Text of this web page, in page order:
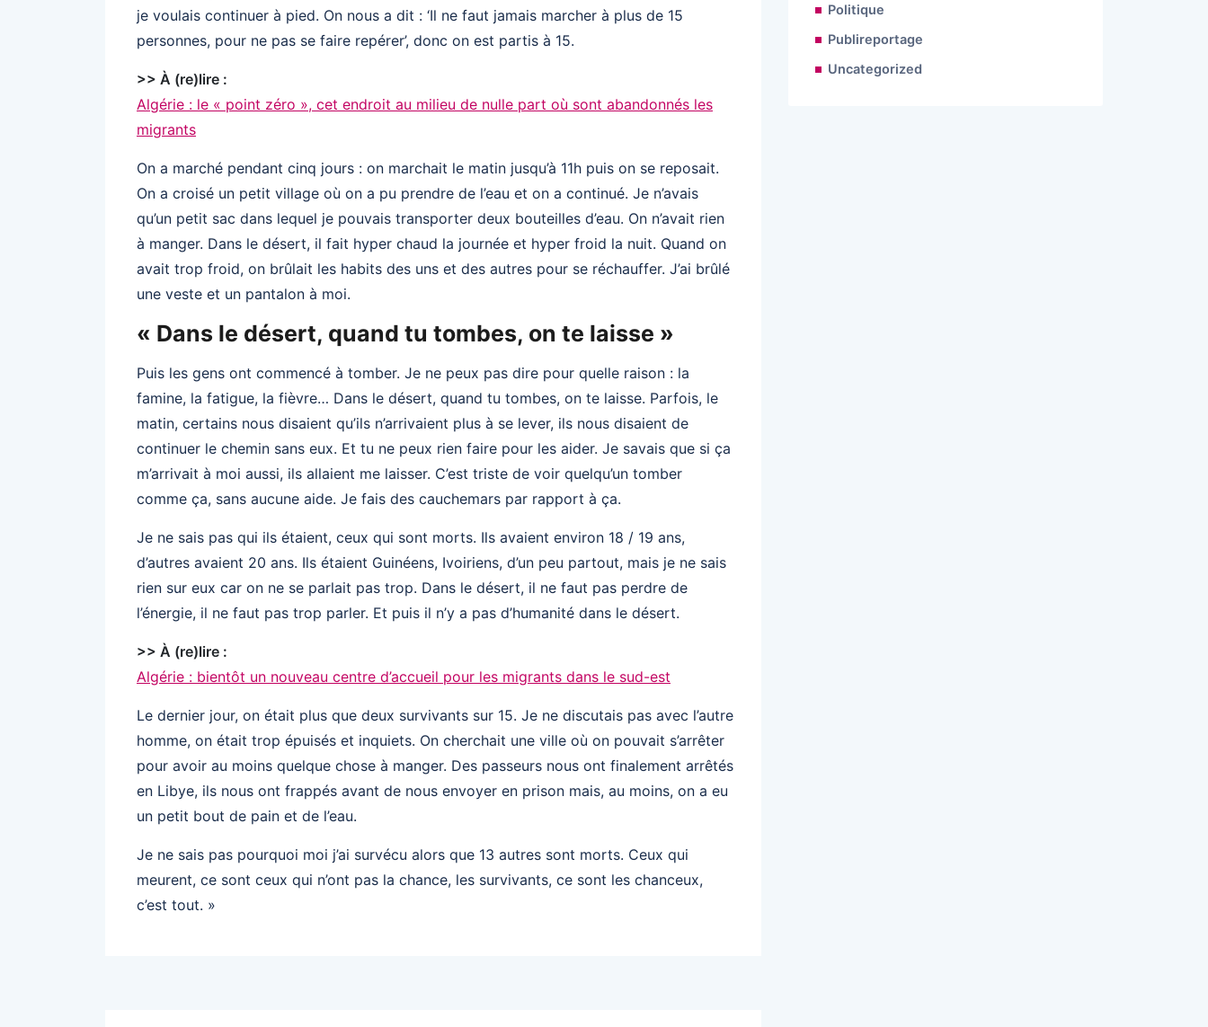
je voulais continuer à pied. On nous a dit : ‘Il ne faut jamais marcher à plus de 15
personnes, pour ne pas se faire repérer’, donc on est partis à 15.
>> À (re)lire :
Algérie : le « point zéro », cet endroit au milieu de nulle part où sont abandonnés les
migrants
On a marché pendant cinq jours : on marchait le matin jusqu’à 11h puis on se reposait.
On a croisé un petit village où on a pu prendre de l’eau et on a continué. Je n’avais
qu’un petit sac dans lequel je pouvais transporter deux bouteilles d’eau. On n’avait rien
à manger. Dans le désert, il fait hyper chaud la journée et hyper froid la nuit. Quand on
avait trop froid, on brûlait les habits des uns et des autres pour se réchauffer. J’ai brûlé
une veste et un pantalon à moi.
« Dans le désert, quand tu tombes, on te laisse »
Puis les gens ont commencé à tomber. Je ne peux pas dire pour quelle raison : la
famine, la fatigue, la fièvre… Dans le désert, quand tu tombes, on te laisse. Parfois, le
matin, certains nous disaient qu’ils n’arrivaient plus à se lever, ils nous disaient de
continuer le chemin sans eux. Et tu ne peux rien faire pour les aider. Je savais que si ça
m’arrivait à moi aussi, ils allaient me laisser. C’est triste de voir quelqu’un tomber
comme ça, sans aucune aide. Je fais des cauchemars par rapport à ça.
Je ne sais pas qui ils étaient, ceux qui sont morts. Ils avaient environ 18 / 19 ans,
d’autres avaient 20 ans. Ils étaient Guinéens, Ivoiriens, d’un peu partout, mais je ne sais
rien sur eux car on ne se parlait pas trop. Dans le désert, il ne faut pas perdre de
l’énergie, il ne faut pas trop parler. Et puis il n’y a pas d’humanité dans le désert.
>> À (re)lire :
Algérie : bientôt un nouveau centre d’accueil pour les migrants dans le sud-est
Le dernier jour, on était plus que deux survivants sur 15. Je ne discutais pas avec l’autre
homme, on était trop épuisés et inquiets. On cherchait une ville où on pouvait s’arrêter
pour avoir au moins quelque chose à manger. Des passeurs nous ont finalement arrêtés
en Libye, ils nous ont frappés avant de nous envoyer en prison mais, au moins, on a eu
un petit bout de pain et de l’eau.
Je ne sais pas pourquoi moi j’ai survécu alors que 13 autres sont morts. Ceux qui
meurent, ce sont ceux qui n’ont pas la chance, les survivants, ce sont les chanceux,
c’est tout. »
Politique
Publireportage
Uncategorized